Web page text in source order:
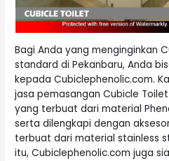
Bagi Anda yang menginginkan
standard di Pekanbaru, Anda
kepada Cubiclephenolic.com.
jasa pemasangan Cubicle
yang terbuat dari material
serta dilengkapi dengan
terbuat dari material stainless
itu, Cubiclephenolic.com juga